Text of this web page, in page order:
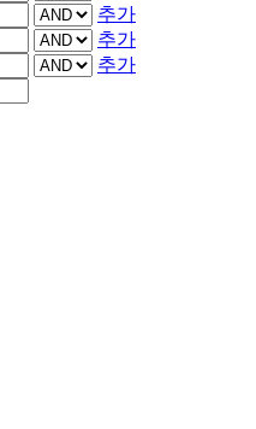
추가
추가
추가